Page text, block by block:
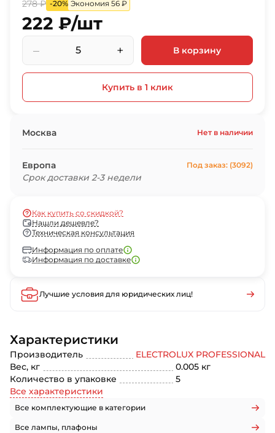
Характеристики
Производитель
ELECTROLUX PROFESSIONAL
Вес, кг
0.005 кг
Количество в упаковке
5
Все характеристики
Все комплектующие в категории
Все лампы, плафоны
278 ₽ -20% Экономия 56 ₽
222 ₽/шт
– + В корзину
Купить в 1 клик
Москва Нет в наличии
Европа Под заказ: (3092)
Срок доставки 2-3 недели
Как купить со скидкой?
Нашли дешевле?
Техническая консультация
Информация по оплате
Информация по доставке
Лучшие условия для юридических лиц!